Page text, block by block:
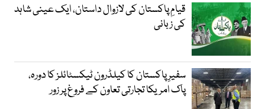
قیامِ پاکستان کی لازوال داستان، ایک عینی شاہد
کی زبانی
سفیرِ پاکستان کا کیلڈرون ٹیکسٹائلز کا دورہ،
پاک امریکا تجارتی تعاون کے فروغ پر زور